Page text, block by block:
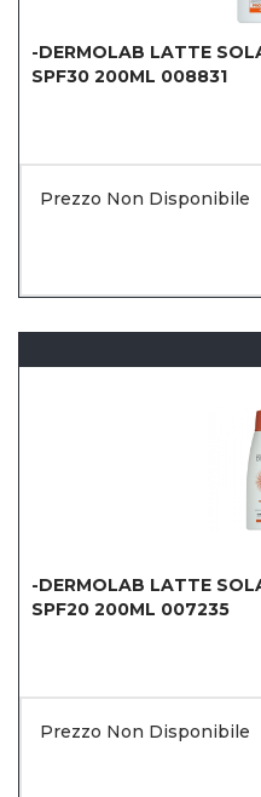
-DERMOLAB LATTE
SPF30 200ML 008831
Prezzo Non Disponibile
-DERMOLAB LATTE
SPF20 200ML 007235
Prezzo Non Disponibile